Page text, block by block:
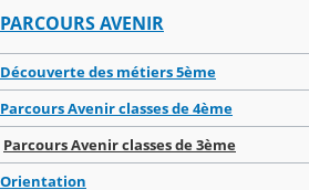
PARCOURS AVENIR
Découverte des métiers 5ème
Parcours Avenir classes de 4ème
Parcours Avenir classes de 3ème
Orientation